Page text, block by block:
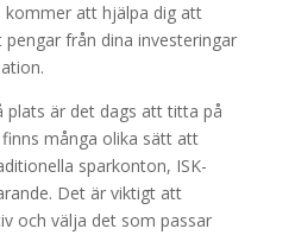
att hjälpa dig att
från dina investeringar
plats är det dags att titta på
många olika sätt att
sparkonton, ISK-
Det är viktigt att
och välja det som passar